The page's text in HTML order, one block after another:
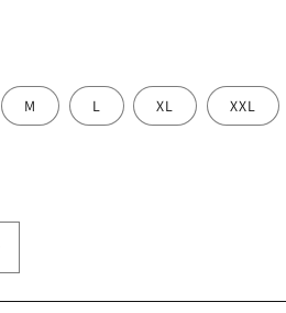
M L XL XXL